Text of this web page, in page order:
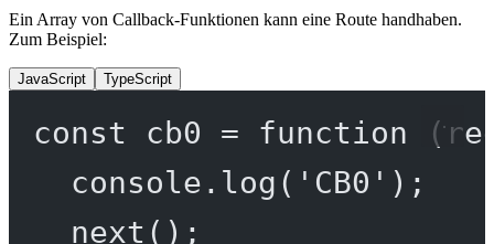
Ein Array von Callback-Funktionen kann eine Route handhaben.
Zum Beispiel:
JavaScript TypeScript
const cb0 = function (
console. log ( 'CB0' );
next ();